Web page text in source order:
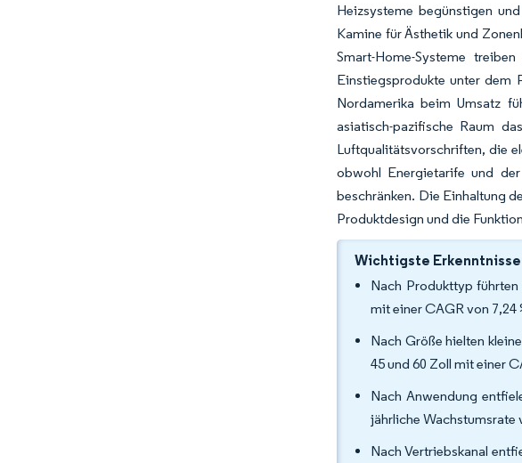
Heizsysteme begünstigen
Kamine für Ästhetik und
Smart-Home-Systeme
Einstiegsprodukte unter dem
Nordamerika beim Umsatz
asiatisch-pazifische Raum
Luftqualitätsvorschriften, die
obwohl Energietarife und
beschränken. Die Einhaltung
Produktdesign und die
Wichtigste
Nach Produkttyp
mit einer CAGR von 7,24
Nach Größe hielten
45 und 60 Zoll mit einer
Nach Anwendung
jährliche Wachstumsrate
Nach Vertriebskanal